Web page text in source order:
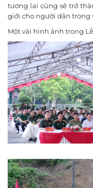
tương lai cũng sẽ trở
giới cho người dân trong
Một vài hình ảnh trong